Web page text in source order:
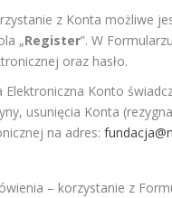
z Konta możliwe
„Register”. W
oraz hasło.
Elektroniczna Konto
usunięcia Konta
na adres:
– korzystanie z